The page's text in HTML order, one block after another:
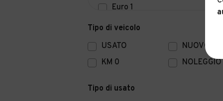
Euro 1
Euro 0
Tipo di veicolo
USATO
NUOVO
KM 0
NOLEGGIO
Tipo di usato